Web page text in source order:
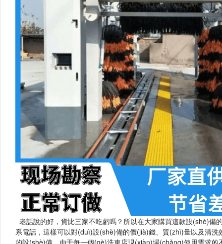
老話說的好，貨比三家不吃虧嗎？所以在大家購買這款設(shè)
系電話，這樣可以對(duì)設(shè)備的價(jià)錢、質(zhì)量以及清洗
的設(shè)備。由于每一個(gè)洗車店現(xiàn)場(chǎng)使用需求的